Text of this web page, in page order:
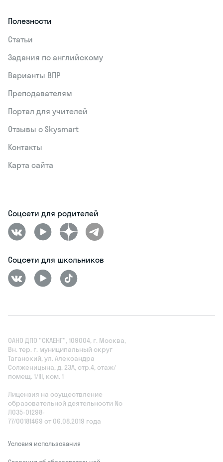
Полезности
Статьи
Задания по английскому
Варианты ВПР
Преподавателям
Портал для учителей
Отзывы о Skysmart
Контакты
Карта сайта
Соцсети для родителей
Соцсети для школьников
ОАНО ДПО "СКАЕНГ", 109004, г. Москва,
Вн. тер. г. муниципальный округ
Таганский, ул. Александра
Солженицына, д. 23А, стр.4, этаж/
помещ. 1/III, ком. 1
Лицензия на осуществление
образовательной деятельности No
Л035‑01298-
77/00181469 от 06.08.2019 года
Условия использования